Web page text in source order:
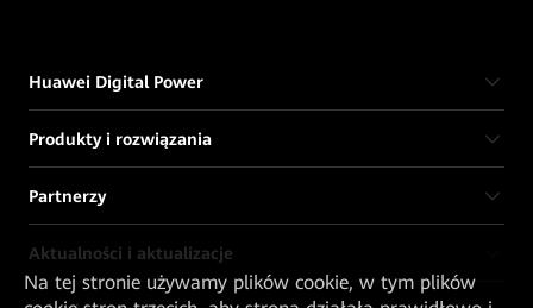
Huawei Digital Power
Produkty i rozwiązania
Partnerzy
Aktualności i aktualizacje
Na tej stronie używamy plików cookie, w tym plików